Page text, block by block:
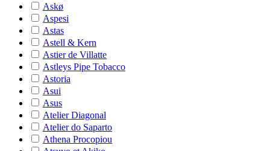
Askø
Aspesi
Astas
Astell & Kern
Astier de Villatte
Astleys Pipe Tobacco
Astoria
Asui
Asus
Atelier Diagonal
Atelier do Saparto
Athena Procopiou